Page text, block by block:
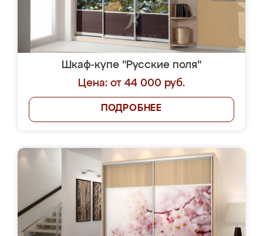
Шкаф-купе "Русские поля"
Цена: от 44 000 руб.
ПОДРОБНЕЕ